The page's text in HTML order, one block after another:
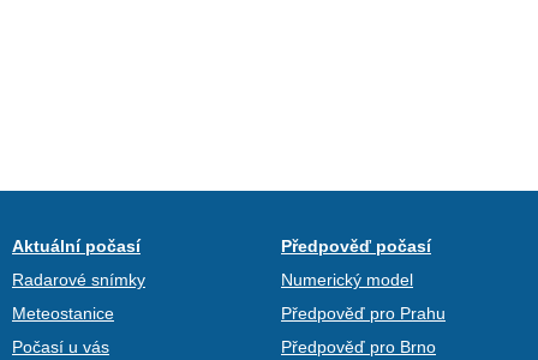
Aktuální počasí
Radarové snímky
Meteostanice
Počasí u vás
Předpověď počasí
Numerický model
Předpověď pro Prahu
Předpověď pro Brno